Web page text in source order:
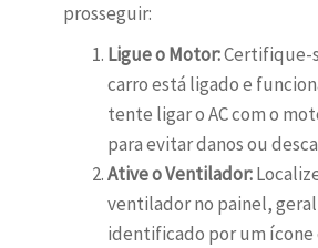
prosseguir:
Ligue o Motor:Certifique-
carro está ligado e
tente ligar o AC com o
para evitar danos ou
Ative o Ventilador:
ventilador no painel,
identificado por um